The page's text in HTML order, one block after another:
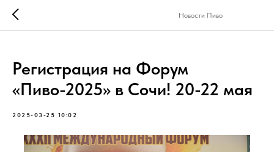
Новости Пиво
Регистрация на Форум
«Пиво-2025» в Сочи! 20-22 мая
2025-03-25 10:02